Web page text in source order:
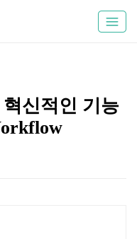
혁신적인 기능